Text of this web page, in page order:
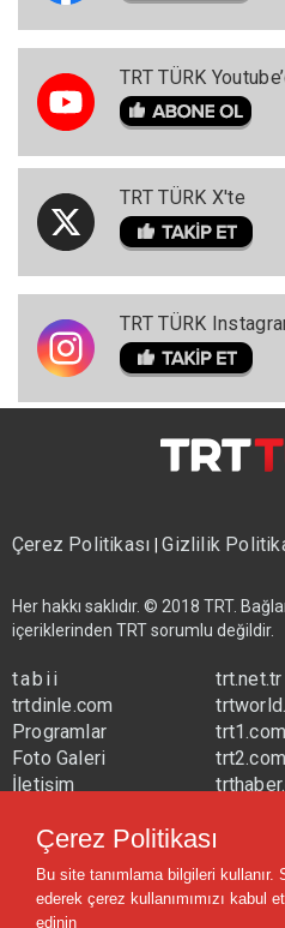
TRT TÜRK
TRT TÜRK X'te
TRT TÜRK
Çerez Politikası|Gizlilik
Her hakkı saklıdır. © 2018 TRT.
içeriklerinden TRT sorumlu değildir.
tabii
trtdinle.com
Programlar
Foto Galeri
İletişim
trt.net.tr
trtavaz.com.tr
trtmuzik.net.tr
trtcocuk.net.tr
Çerez Politikası
Bu site tanımlama bilgileri
ederek çerez kullanımımızı kabul
edinin